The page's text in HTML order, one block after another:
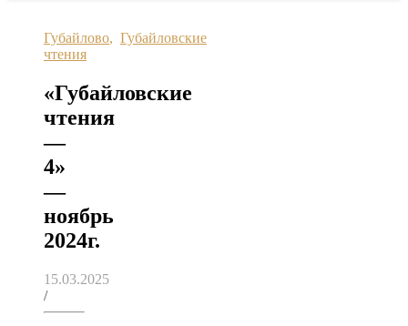
Губайлово, Губайловские
чтения
«Губайловские
чтения
—
4»
—
ноябрь
2024г.
15.03.2025
/